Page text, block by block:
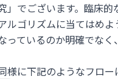
」でございます。臨床
ルゴリズムに当てはめ
っているのか明確でな
様に下記のようなフロ